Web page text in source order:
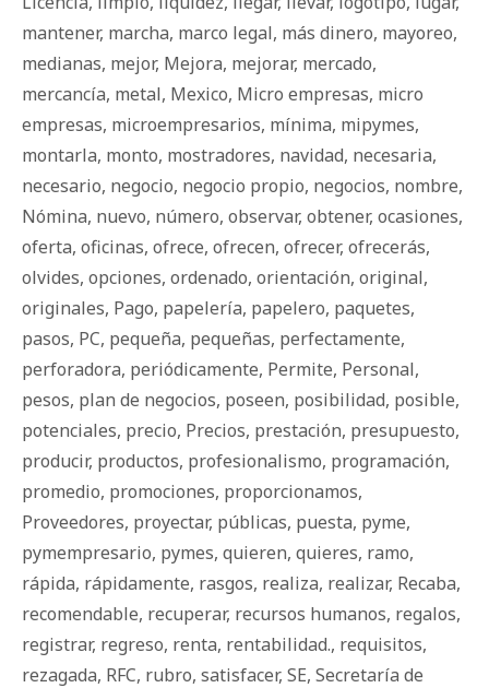
mantener, marcha, marco legal, más dinero, mayoreo,
medianas, mejor, Mejora, mejorar, mercado,
mercancía, metal, Mexico, Micro empresas, micro
empresas, microempresarios, mínima, mipymes,
montarla, monto, mostradores, navidad, necesaria,
necesario, negocio, negocio propio, negocios, nombre,
Nómina, nuevo, número, observar, obtener, ocasiones,
oferta, oficinas, ofrece, ofrecen, ofrecer, ofrecerás,
olvides, opciones, ordenado, orientación, original,
originales, Pago, papelería, papelero, paquetes,
pasos, PC, pequeña, pequeñas, perfectamente,
perforadora, periódicamente, Permite, Personal,
pesos, plan de negocios, poseen, posibilidad, posible,
potenciales, precio, Precios, prestación, presupuesto,
producir, productos, profesionalismo, programación,
promedio, promociones, proporcionamos,
Proveedores, proyectar, públicas, puesta, pyme,
pymempresario, pymes, quieren, quieres, ramo,
rápida, rápidamente, rasgos, realiza, realizar, Recaba,
recomendable, recuperar, recursos humanos, regalos,
registrar, regreso, renta, rentabilidad., requisitos,
rezagada, RFC, rubro, satisfacer, SE, Secretaría de